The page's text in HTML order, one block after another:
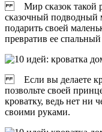
Мир сказок такой
сказочный
подарить своей
превратив ее
Если вы делаете
позвольте своей
кроватку, ведь нет ни
своими руками.